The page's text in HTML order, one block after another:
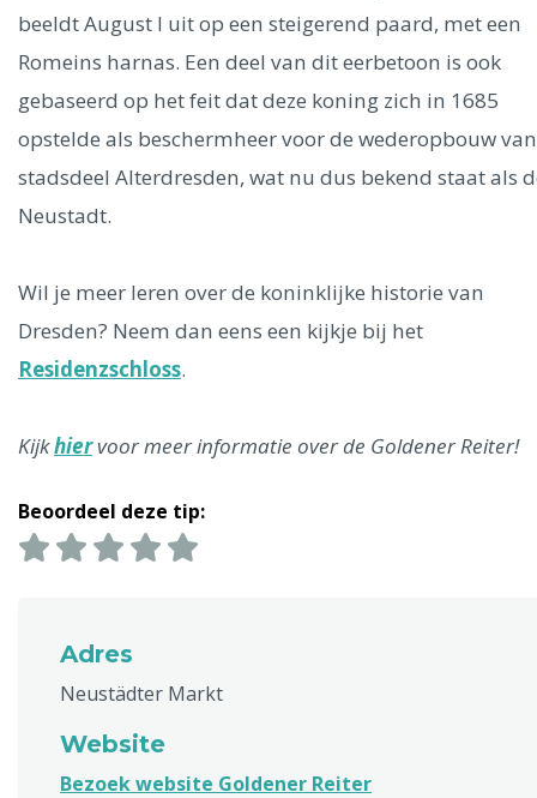
beeldt August I uit op een steigerend paard, met een
Romeins harnas. Een deel van dit eerbetoon is ook
gebaseerd op het feit dat deze koning zich in 1685
opstelde als beschermheer voor de wederopbouw van
stadsdeel Alterdresden, wat nu dus bekend staat als
Neustadt.
Wil je meer leren over de koninklijke historie van
Dresden? Neem dan eens een kijkje bij het
Residenzschloss.
Kijkhiervoor meer informatie over de Goldener Reiter!
Beoordeel deze tip:
Adres
Neustädter Markt
Website
Bezoek website Goldener Reiter